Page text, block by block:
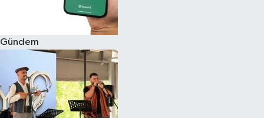
Gündem